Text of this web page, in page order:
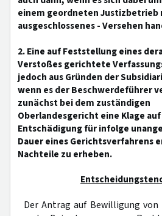
einem geordneten Justizbetrieb
ausgeschlossenes - Versehen
2. Eine auf Feststellung eines
Verstoßes gerichtete
jedoch aus Gründen der
wenn es der Beschwerdeführer
zunächst bei dem zuständigen
Oberlandesgericht eine Klage
Entschädigung für infolge
Dauer eines Gerichtsverfahrens
Nachteile zu erheben.
Der Antrag auf Bewilligung